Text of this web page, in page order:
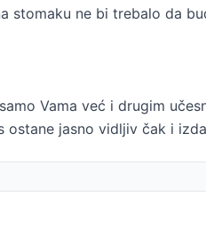
stomaku ne bi trebalo da
Vama već i drugim
ostane jasno vidljiv čak i